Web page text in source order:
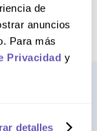
de
anuncios
Para más
Privacidad y
detalles